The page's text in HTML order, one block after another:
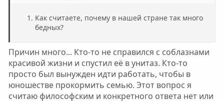
Как считаете, почему в нашей стране так много
бедных?
Причин много... Кто-то не справился с соблазнами
красивой жизни и спустил её в унитаз. Кто-то
просто был вынужден идти работать, чтобы в
юношестве прокормить семью. Этот вопрос я
считаю философским и конкретного ответа нет или